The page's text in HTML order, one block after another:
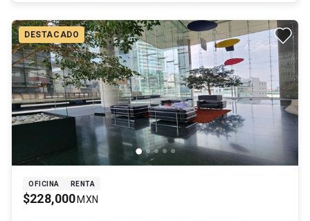
DESTACADO
OFICINA RENTA
$228,000 MXN